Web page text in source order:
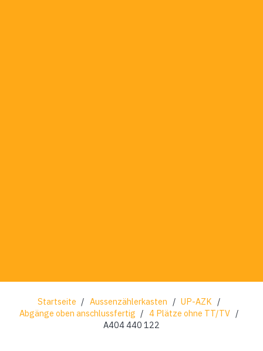
Startseite / Aussenzählerkasten / UP-AZK /
Abgänge oben anschlussfertig / 4 Plätze ohne TT/TV /
A404 440 122